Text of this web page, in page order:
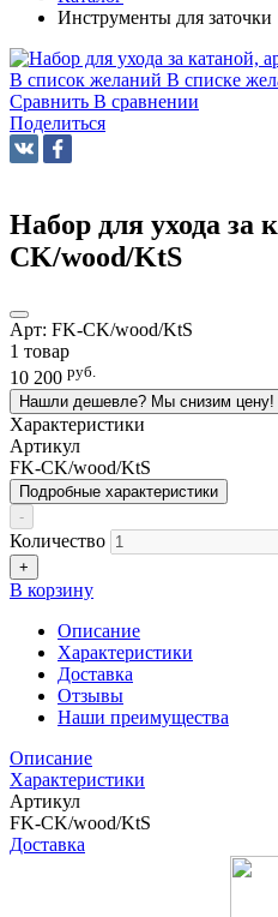
Инструменты для заточки
В список желаний В списке
Сравнить В сравнении
Поделиться
Набор для ухода за
CK/wood/KtS
Арт: FK-CK/wood/KtS
1 товар
10 200 руб.
Нашли дешевле? Мы снизим цену!
Характеристики
Артикул
FK-CK/wood/KtS
Подробные характеристики
-
Количество
+
В корзину
Описание
Характеристики
Доставка
Отзывы
Наши преимущества
Описание
Характеристики
Артикул
FK-CK/wood/KtS
Доставка